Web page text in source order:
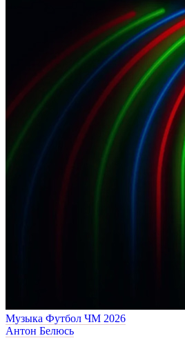
Музыка Футбол ЧМ 2026
Антон Белюсь